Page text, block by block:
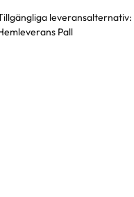
leveransalternativ:
Pall